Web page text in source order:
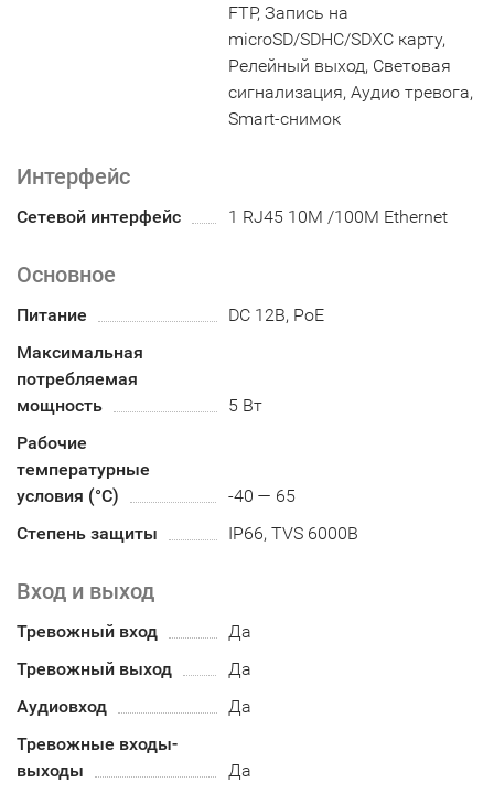
FTP, Запись на
microSD/SDHC/SDXC карту,
Релейный выход, Световая
сигнализация, Аудио тревога,
Smart-снимок
Интерфейс
Сетевой интерфейс 1 RJ45 10M /100M Ethernet
Основное
Питание
DC 12В, PoE
Максимальная
потребляемая
мощность
5 Вт
Рабочие
температурные
условия (°С)
-40 — 65
Степень защиты
IP66, TVS 6000В
Вход и выход
Тревожный вход
Да
Тревожный выход
Да
Аудиовход
Да
Тревожные входы-
выходы
Да